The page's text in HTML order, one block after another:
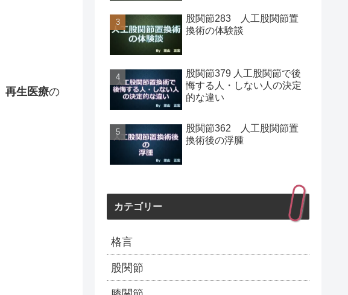
再生医療の
股関節283 人工股関節置
換術の体験談
股関節379 人工股関節で後
悔する人・しない人の決定
的な違い
股関節362 人工股関節置
換術後の浮腫
カテゴリー
格言
股関節